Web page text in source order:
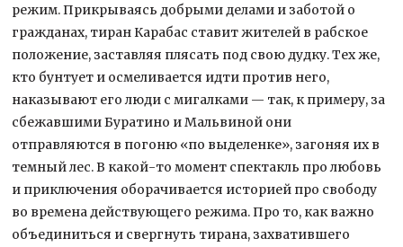
режим. Прикрываясь добрыми делами и заботой о
гражданах, тиран Карабас ставит жителей в рабское
положение, заставляя плясать под свою дудку. Тех же,
кто бунтует и осмеливается идти против него,
наказывают его люди с мигалками — так, к примеру, за
сбежавшими Буратино и Мальвиной они
отправляются в погоню «по выделенке», загоняя их в
темный лес. В какой-то момент спектакль про любовь
и приключения оборачивается историей про свободу
во времена действующего режима. Про то, как важно
объединиться и свергнуть тирана, захватившего